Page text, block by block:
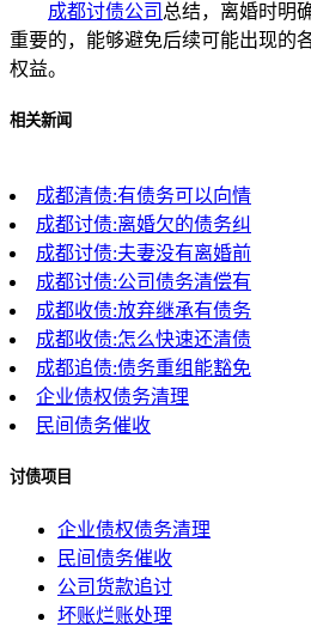
成都讨债公司 总结，离婚时明
重要的，能够避免后续可能出现的
权益。
相关新闻
成都清债:有债务可以向情
成都讨债:离婚欠的债务纠
成都讨债:夫妻没有离婚前
成都讨债:公司债务清偿有
成都收债:放弃继承有债务
成都收债:怎么快速还清债
成都追债:债务重组能豁免
企业债权债务清理
民间债务催收
讨债项目
企业债权债务清理
民间债务催收
公司货款追讨
坏账烂账处理